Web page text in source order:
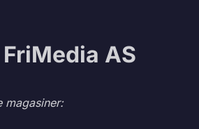
AS
magasiner: